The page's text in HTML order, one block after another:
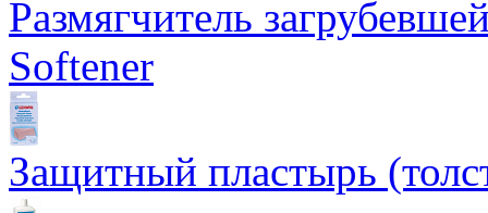
Размягчитель
Softener
Защитный пластырь